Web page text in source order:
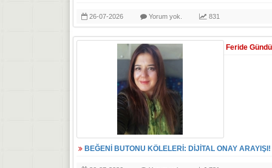
26-07-2026 Yorum yok. 831
Feride
BEĞENİ BUTONU KÖLELERİ: DİJİTAL ONAY ARAYIŞI!